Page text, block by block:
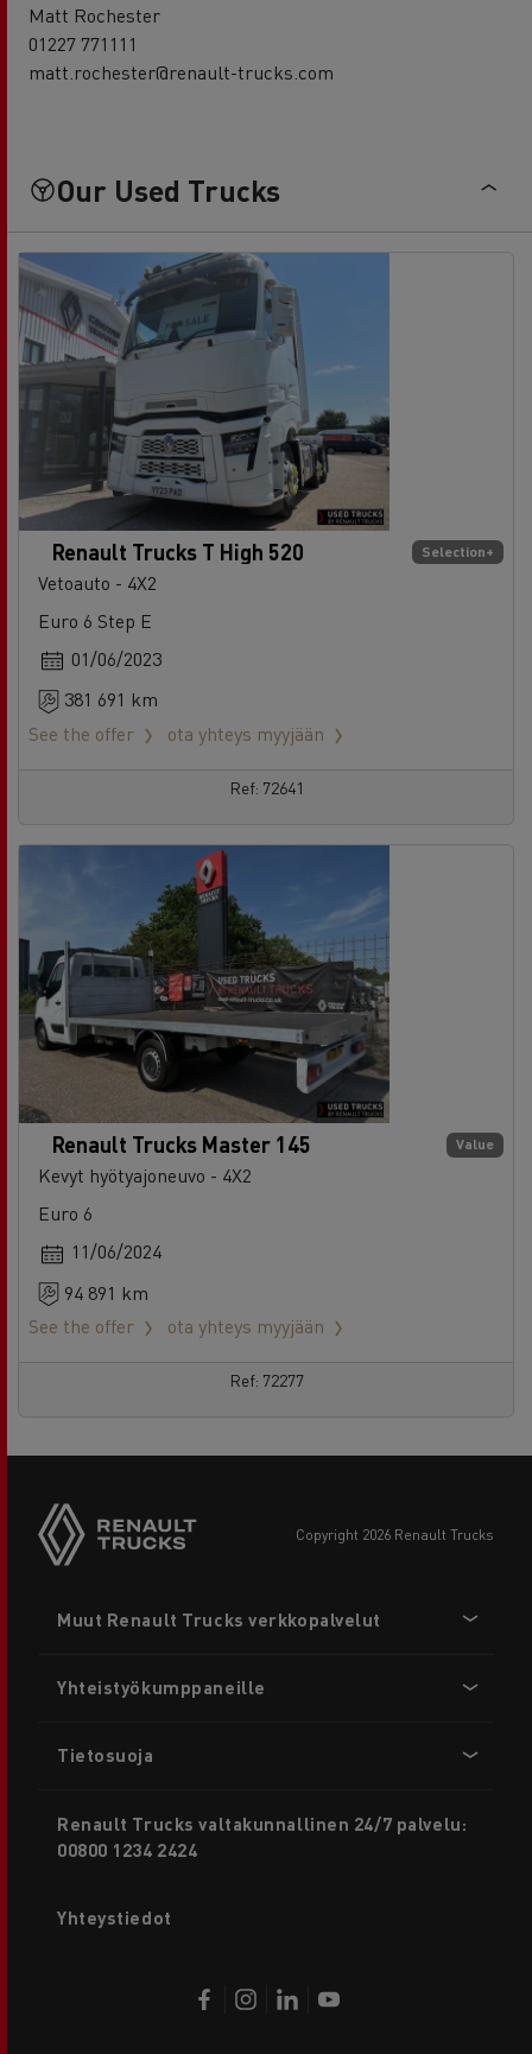
Matt Rochester
01227 771111
matt.rochester@renault-trucks.com
Our Used Trucks
Selection+
Renault Trucks T High 520
Vetoauto - 4X2
Euro 6 Step E
01/06/2023
381 691 km
See the offer
ota yhteys myyjään
Ref: 72641
Value
Renault Trucks Master 145
Kevyt hyötyajoneuvo - 4X2
Euro 6
11/06/2024
94 891 km
See the offer
ota yhteys myyjään
Ref: 72277
copyright 2026 Renault Trucks
menu
Muut Renault Trucks verkkopalvelut
Yhteistyökumppaneille
Tietosuoja
Renault Trucks valtakunnallinen 24/7 palvelu:
00800 1234 2424
Yhteystiedot